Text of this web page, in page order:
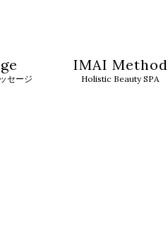
セージ
IMAI Method
Holistic Beauty SPA